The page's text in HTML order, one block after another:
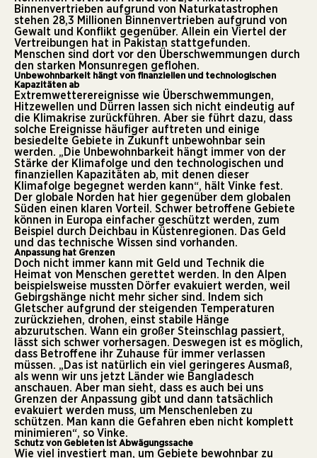
Binnenvertrieben aufgrund von Naturkatastrophen
stehen 28,3 Millionen Binnenvertrieben aufgrund von
Gewalt und Konflikt gegenüber. Allein ein Viertel der
Vertreibungen hat in Pakistan stattgefunden.
Menschen sind dort vor den Überschwemmungen durch
den starken Monsunregen geflohen.
Unbewohnbarkeit hängt von finanziellen und technologischen
Kapazitäten ab
Extremwetterereignisse wie Überschwemmungen,
Hitzewellen und Dürren lassen sich nicht eindeutig auf
die Klimakrise zurückführen. Aber sie führt dazu, dass
solche Ereignisse häufiger auftreten und einige
besiedelte Gebiete in Zukunft unbewohnbar sein
werden. „Die Unbewohnbarkeit hängt immer von der
Stärke der Klimafolge und den technologischen und
finanziellen Kapazitäten ab, mit denen dieser
Klimafolge begegnet werden kann“, hält Vinke fest.
Der globale Norden hat hier gegenüber dem globalen
Süden einen klaren Vorteil. Schwer betroffene Gebiete
können in Europa einfacher geschützt werden, zum
Beispiel durch Deichbau in Küstenregionen. Das Geld
und das technische Wissen sind vorhanden.
Anpassung hat Grenzen
Doch nicht immer kann mit Geld und Technik die
Heimat von Menschen gerettet werden. In den Alpen
beispielsweise mussten Dörfer evakuiert werden, weil
Gebirgshänge nicht mehr sicher sind. Indem sich
Gletscher aufgrund der steigenden Temperaturen
zurückziehen, drohen, einst stabile Hänge
abzurutschen. Wann ein großer Steinschlag passiert,
lässt sich schwer vorhersagen. Deswegen ist es möglich,
dass Betroffene ihr Zuhause für immer verlassen
müssen. „Das ist natürlich ein viel geringeres Ausmaß,
als wenn wir uns jetzt Länder wie Bangladesch
anschauen. Aber man sieht, dass es auch bei uns
Grenzen der Anpassung gibt und dann tatsächlich
evakuiert werden muss, um Menschenleben zu
schützen. Man kann die Gefahren eben nicht komplett
minimieren“, so Vinke.
Schutz von Gebieten ist Abwägungssache
Wie viel investiert man, um Gebiete bewohnbar zu